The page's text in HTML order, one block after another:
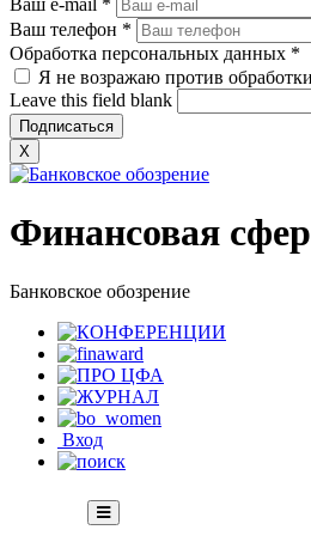
Ваш e-mail *
Ваш телефон *
Обработка персональных данных *
Я не возражаю против
Leave this field blank
X
Финансовая
Банковское обозрение
Вход